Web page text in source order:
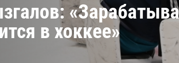
в хоккее»